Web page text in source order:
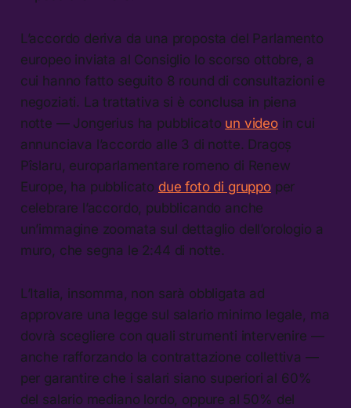
L’accordo deriva da una proposta del Parlamento
europeo inviata al Consiglio lo scorso ottobre, a
cui hanno fatto seguito 8 round di consultazioni e
negoziati. La trattativa si è conclusa in piena
notte — Jongerius ha pubblicato un videoin cui
annunciava l’accordo alle 3 di notte. Dragoș
Pîslaru, europarlamentare romeno di Renew
Europe, ha pubblicato due foto di gruppoper
celebrare l’accordo, pubblicando anche
un’immagine zoomata sul dettaglio dell’orologio a
muro, che segna le 2:44 di notte.
L’Italia, insomma, non sarà obbligata ad
approvare una legge sul salario minimo legale, ma
dovrà scegliere con quali strumenti intervenire —
anche rafforzando la contrattazione collettiva —
per garantire che i salari siano superiori al 60%
del salario mediano lordo, oppure al 50% del